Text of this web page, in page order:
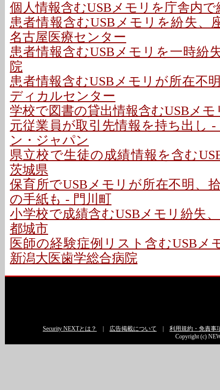
個人情報含むUSBメモリを庁舎内で
患者情報含むUSBメモリを紛失、
名古屋医療センター
患者情報含むUSBメモリを一時紛
院
患者情報含むUSBメモリが所在不
ディカルセンター
学校で図書の貸出情報含むUSBメ
元従業員が取引先情報を持ち出し
ン・ジャパン
県立校で生徒の成績情報を含む
茨城県
保育所でUSBメモリが所在不明、
の手紙も - 門川町
小学校で成績含むUSBメモリ紛失
都城市
医師の経験症例リスト含むUSBメ
新潟大医歯学総合病院
Security NEXTとは？ 広告掲載について
利用規約・免責事
Copyright (c)